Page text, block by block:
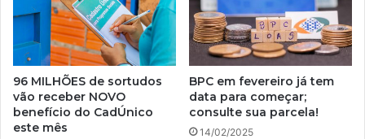
96 MILHÕES de sortudos
vão receber NOVO
benefício do CadÚnico
este mês
BPC em fevereiro já tem
data para começar;
consulte sua parcela!
14/02/2025